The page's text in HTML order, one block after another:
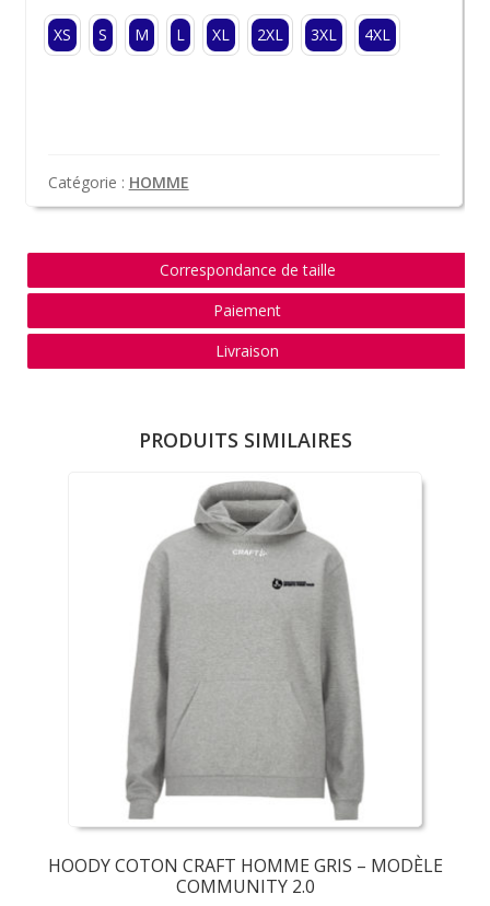
XS S M L XL 2XL 3XL 4XL
Catégorie : HOMME
Correspondance de taille
Paiement
Livraison
PRODUITS SIMILAIRES
HOODY COTON CRAFT HOMME GRIS – MODÈLE
COMMUNITY 2.0